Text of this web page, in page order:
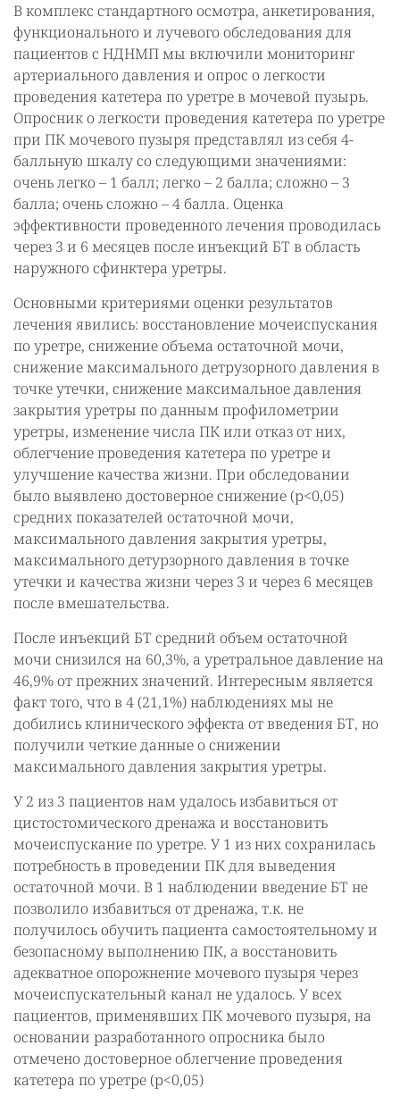
В комплекс стандартного осмотра, анкетирования,
функционального и лучевого обследования для
пациентов с НДНМП мы включили мониторинг
артериального давления и опрос о легкости
проведения катетера по уретре в мочевой пузырь.
Опросник о легкости проведения катетера по уретре
при ПК мочевого пузыря представлял из себя 4-
балльную шкалу со следующими значениями:
очень легко – 1 балл; легко – 2 балла; сложно – 3
балла; очень сложно – 4 балла. Оценка
эффективности проведенного лечения проводилась
через 3 и 6 месяцев после инъекций БТ в область
наружного сфинктера уретры.
Основными критериями оценки результатов
лечения явились: восстановление мочеиспускания
по уретре, снижение объема остаточной мочи,
снижение максимального детрузорного давления в
точке утечки, снижение максимальное давления
закрытия уретры по данным профилометрии
уретры, изменение числа ПК или отказ от них,
облегчение проведения катетера по уретре и
улучшение качества жизни. При обследовании
было выявлено достоверное снижение (р<0,05)
средних показателей остаточной мочи,
максимального давления закрытия уретры,
максимального детурзорного давления в точке
утечки и качества жизни через 3 и через 6 месяцев
после вмешательства.
После инъекций БТ средний объем остаточной
мочи снизился на 60,3%, а уретральное давление на
46,9% от прежних значений. Интересным является
факт того, что в 4 (21,1%) наблюдениях мы не
добились клинического эффекта от введения БТ, но
получили четкие данные о снижении
максимального давления закрытия уретры.
У 2 из 3 пациентов нам удалось избавиться от
цистостомического дренажа и восстановить
мочеиспускание по уретре. У 1 из них сохранилась
потребность в проведении ПК для выведения
остаточной мочи. В 1 наблюдении введение БТ не
позволило избавиться от дренажа, т.к. не
получилось обучить пациента самостоятельному и
безопасному выполнению ПК, а восстановить
адекватное опорожнение мочевого пузыря через
мочеиспускательный канал не удалось. У всех
пациентов, применявших ПК мочевого пузыря, на
основании разработанного опросника было
отмечено достоверное облегчение проведения
катетера по уретре (р<0,05)